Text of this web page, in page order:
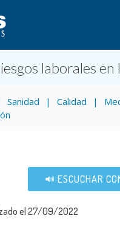
laborales en
Sanidad Calidad
ESCUCHAR
el 27/09/2022